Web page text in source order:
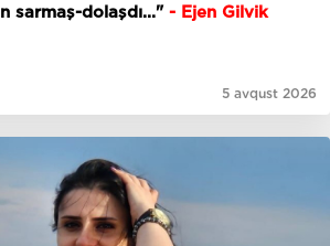
sarmaş-dolaşdı..." - Ejen Gilvik
5 avqust 2026